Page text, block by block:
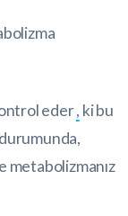
eder, ki bu
metabolizmanız